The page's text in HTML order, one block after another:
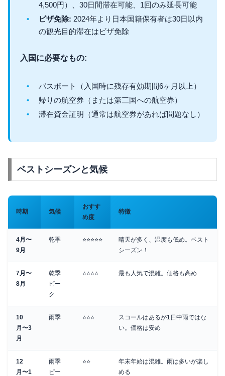
4,500円）、30日間滞在可能、1回のみ延長可能
ビザ免除: 2024年より日本国籍保有者は30日以内
の観光目的滞在はビザ免除
入国に必要なもの:
パスポート（入国時に残存有効期間6ヶ月以上）
帰りの航空券（または第三国への航空券）
滞在資金証明（通常は航空券があれば問題なし）
ベストシーズンと気候
時期 気候
おすす
め度
特徴
4月〜
9月
乾季 ⭐⭐⭐⭐⭐
晴天が多く、湿度も低め。ベスト
シーズン！
7月〜
8月
乾季
ピー
ク
⭐⭐⭐⭐ 最も人気で混雑。価格も高め
10
月〜3
月
雨季 ⭐⭐⭐
スコールはあるが1日中雨ではな
い。価格は安め
12
月〜1
雨季
ピー
⭐⭐
年末年始は混雑。雨は多いが楽し
める